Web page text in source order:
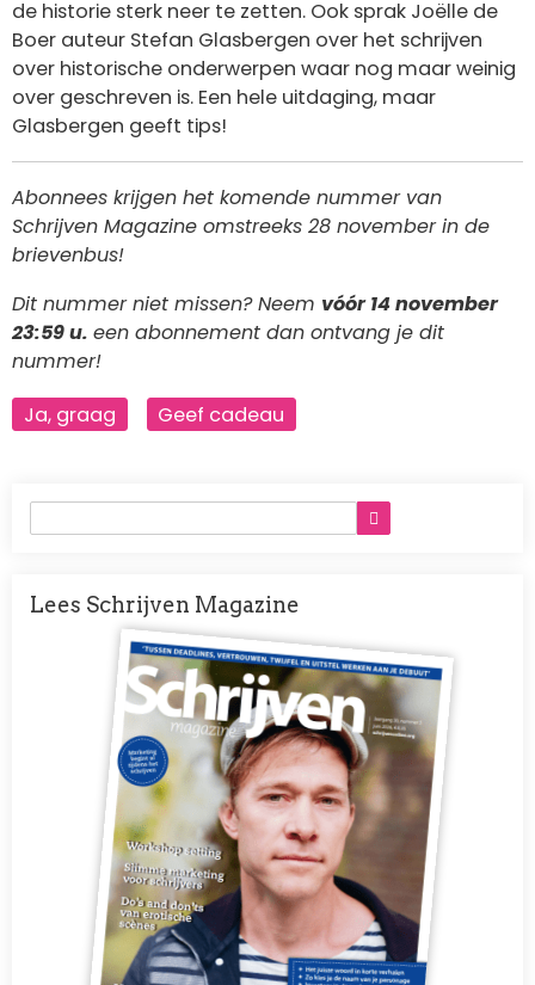
de historie sterk neer te zetten. Ook sprak Joëlle de
Boer auteur Stefan Glasbergen over het schrijven
over historische onderwerpen waar nog maar weinig
over geschreven is. Een hele uitdaging, maar
Glasbergen geeft tips!
Abonnees krijgen het komende nummer van
Schrijven Magazine omstreeks 28 november in de
brievenbus!
Dit nummer niet missen? Neem vóór 14 november
23:59 u. een abonnement dan ontvang je dit
nummer!
Ja, graag
Geef cadeau
Lees Schrijven Magazine
Afbeelding